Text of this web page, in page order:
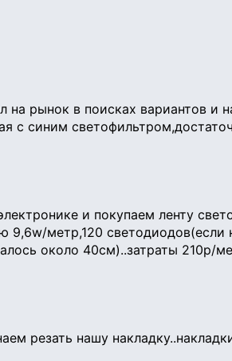
на рынок в поисках вариантов и
с синим
и покупаем ленту
9,6w/метр,120
около 40см)..затраты 210р/
резать нашу